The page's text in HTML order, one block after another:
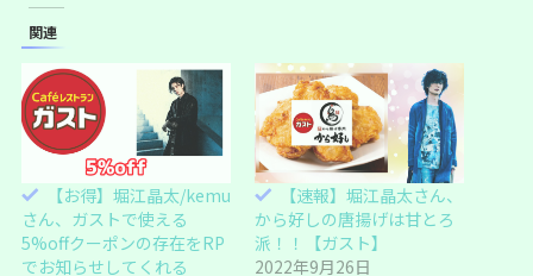
w
e
で
共
有
新
ウ
ン
ド
ウ
で
ッ
ク
し
て
く
だ
さ
い
(
関連
【お得】堀江晶太/kemu
さん、ガストで使える
5%offクーポンの存在をRP
でお知らせしてくれる
【速報】堀江晶太さん、
から好しの唐揚げは甘とろ
派！！【ガスト】
2022年9月26日